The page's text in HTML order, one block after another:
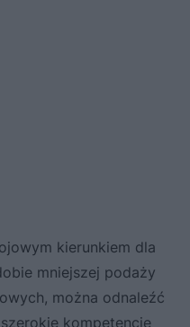
kierunkiem dla
mniejszej podaży
można odnaleźć
kompetencje